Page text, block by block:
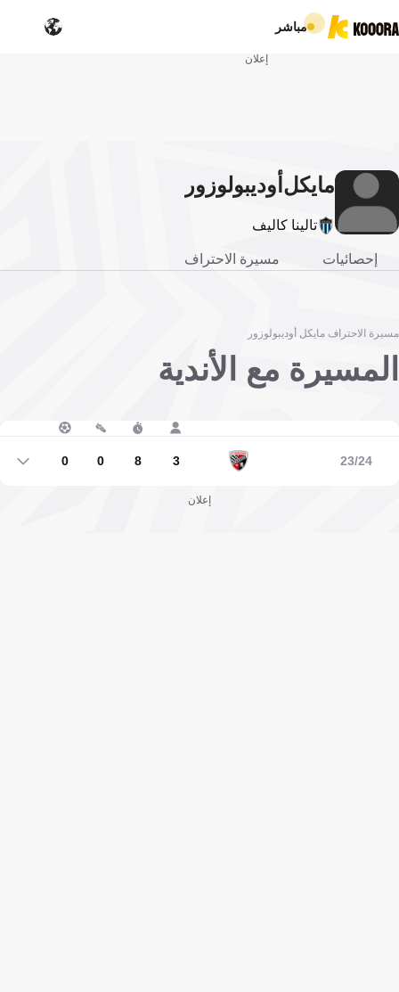
مباشر
إعلان
مايكل أوديبولوزور
تالينا كاليف
إحصائيات مسيرة الاحتراف
مسيرة الاحتراف مايكل أوديبولوزور
المسيرة مع الأندية
23/24
3
8
0
0
إعلان